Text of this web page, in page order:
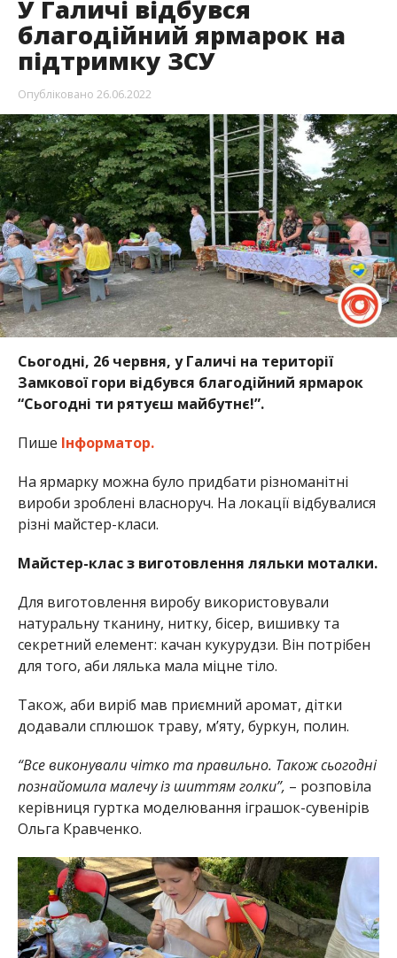
У Галичі відбувся
благодійний ярмарок на
підтримку ЗСУ
Опубліковано 26.06.2022
Сьогодні, 26 червня, у Галичі на території
Замкової гори відбувся благодійний ярмарок
“Сьогодні ти рятуєш майбутнє!”.
Пише Інформатор.
На ярмарку можна було придбати різноманітні
вироби зроблені власноруч. На локації відбувалися
різні майстер-класи.
Майстер-клас з виготовлення ляльки моталки.
Для виготовлення виробу використовували
натуральну тканину, нитку, бісер, вишивку та
секретний елемент: качан кукурудзи. Він потрібен
для того, аби лялька мала міцне тіло.
Також, аби виріб мав приємний аромат, дітки
додавали сплюшок траву, м’яту, буркун, полин.
“Все виконували чітко та правильно. Також сьогодні
познайомила малечу із шиттям голки”, – розповіла
керівниця гуртка моделювання іграшок-сувенірів
Ольга Кравченко.